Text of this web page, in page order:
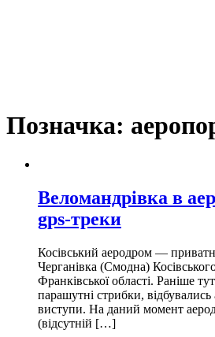
Позначка:
Веломандрівка в
gps-треки
Косівський аеродром ―
Черганівка (Смодна)
Франківської області. Раніше
парашутні стрибки, відбувались
виступи. На даний момент
(відсутній […]